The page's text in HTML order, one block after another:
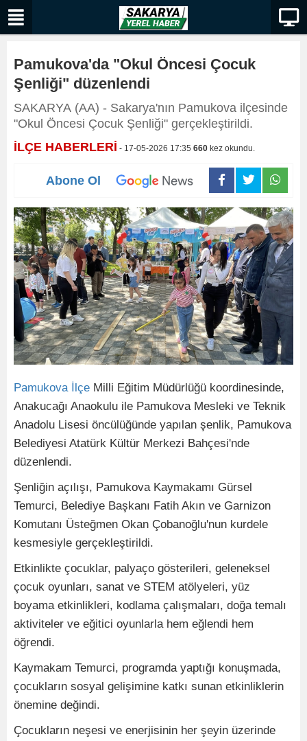
Pamukova'da "Okul Öncesi Çocuk
Şenliği" düzenlendi
SAKARYA (AA) - Sakarya'nın Pamukova ilçesinde
"Okul Öncesi Çocuk Şenliği" gerçekleştirildi.
İLÇE HABERLERİ - 17-05-2026 17:35 660 kez okundu.
Abone Ol
Pamukova İlçe Milli Eğitim Müdürlüğü koordinesinde,
Anakucağı Anaokulu ile Pamukova Mesleki ve Teknik
Anadolu Lisesi öncülüğünde yapılan şenlik, Pamukova
Belediyesi Atatürk Kültür Merkezi Bahçesi'nde
düzenlendi.
Şenliğin açılışı, Pamukova Kaymakamı Gürsel
Temurci, Belediye Başkanı Fatih Akın ve Garnizon
Komutanı Üsteğmen Okan Çobanoğlu'nun kurdele
kesmesiyle gerçekleştirildi.
Etkinlikte çocuklar, palyaço gösterileri, geleneksel
çocuk oyunları, sanat ve STEM atölyeleri, yüz
boyama etkinlikleri, kodlama çalışmaları, doğa temalı
aktiviteler ve eğitici oyunlarla hem eğlendi hem
öğrendi.
Kaymakam Temurci, programda yaptığı konuşmada,
çocukların sosyal gelişimine katkı sunan etkinliklerin
önemine değindi.
Çocukların neşesi ve enerjisinin her şeyin üzerinde